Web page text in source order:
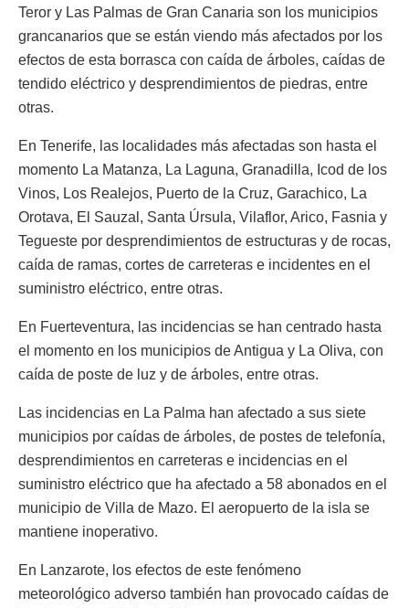
Teror y Las Palmas de Gran Canaria son los municipios
grancanarios que se están viendo más afectados por los
efectos de esta borrasca con caída de árboles, caídas de
tendido eléctrico y desprendimientos de piedras, entre
otras.
En Tenerife, las localidades más afectadas son hasta el
momento La Matanza, La Laguna, Granadilla, Icod de los
Vinos, Los Realejos, Puerto de la Cruz, Garachico, La
Orotava, El Sauzal, Santa Úrsula, Vilaflor, Arico, Fasnia y
Tegueste por desprendimientos de estructuras y de rocas,
caída de ramas, cortes de carreteras e incidentes en el
suministro eléctrico, entre otras.
En Fuerteventura, las incidencias se han centrado hasta
el momento en los municipios de Antigua y La Oliva, con
caída de poste de luz y de árboles, entre otras.
Las incidencias en La Palma han afectado a sus siete
municipios por caídas de árboles, de postes de telefonía,
desprendimientos en carreteras e incidencias en el
suministro eléctrico que ha afectado a 58 abonados en el
municipio de Villa de Mazo. El aeropuerto de la isla se
mantiene inoperativo.
En Lanzarote, los efectos de este fenómeno
meteorológico adverso también han provocado caídas de